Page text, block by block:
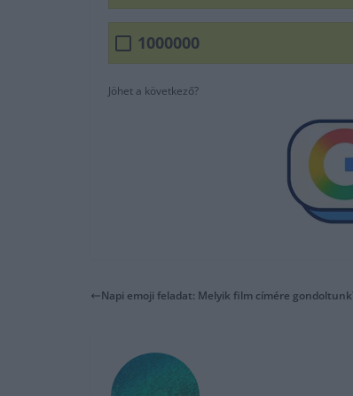
1000000
Jöhet a következő?
Napi emoji feladat: Melyik film címére